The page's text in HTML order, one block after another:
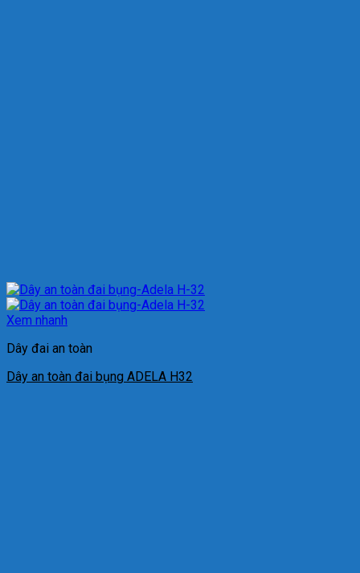
Xem nhanh
Dây đai an toàn
Dây an toàn đai bụng ADELA H32